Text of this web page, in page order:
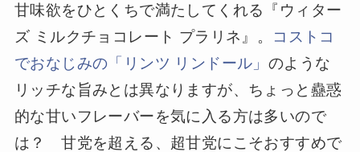
甘味欲をひとくちで満たしてくれる『ウィター
ズ ミルクチョコレート プラリネ』。
コストコ
でおなじみの「リンツ リンドール」 のような
リッチな旨みとは異なりますが、ちょっと蠱惑
的な甘いフレーバーを気に入る方は多いので
は？ 甘党を超える、超甘党にこそおすすめで